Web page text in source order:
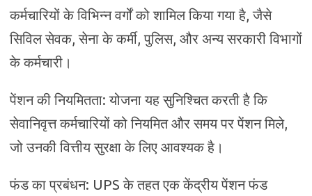
कर्मचारियों के विभिन्न वर्गों को शामिल किया गया है, जैसे
सिविल सेवक, सेना के कर्मी, पुलिस, और अन्य सरकारी विभागों
के कर्मचारी।
पेंशन की नियमितता: योजना यह सुनिश्चित करती है कि
सेवानिवृत्त कर्मचारियों को नियमित और समय पर पेंशन मिले,
जो उनकी वित्तीय सुरक्षा के लिए आवश्यक है।
फंड का प्रबंधन: UPS के तहत एक केंद्रीय पेंशन फंड